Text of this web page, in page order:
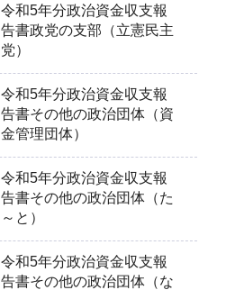
令和5年分政治資金収支報
告書政党の支部（立憲民主
党）
令和5年分政治資金収支報
告書その他の政治団体（資
金管理団体）
令和5年分政治資金収支報
告書その他の政治団体（た
～と）
令和5年分政治資金収支報
告書その他の政治団体（な